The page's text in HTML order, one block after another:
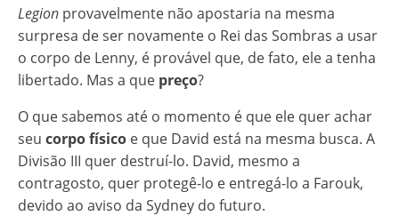
Legion provavelmente não apostaria na mesma
surpresa de ser novamente o Rei das Sombras a usar
o corpo de Lenny, é provável que, de fato, ele a tenha
libertado. Mas a que preço?
O que sabemos até o momento é que ele quer achar
seu corpo físico e que David está na mesma busca. A
Divisão III quer destruí-lo. David, mesmo a
contragosto, quer protegê-lo e entregá-lo a Farouk,
devido ao aviso da Sydney do futuro.